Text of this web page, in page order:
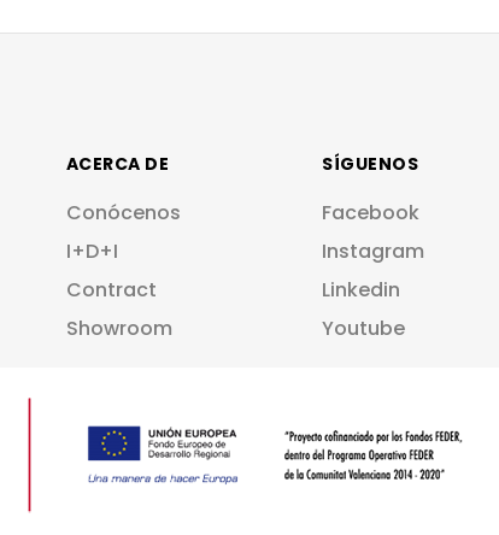
ACERCA DE
Conócenos
I+D+I
Contract
Showroom
SÍGUENOS
Facebook
Instagram
Linkedin
Youtube